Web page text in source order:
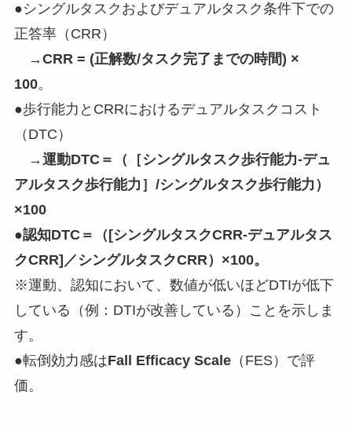
●シングルタスクおよびデュアルタスク条件下での
正答率（CRR）
→CRR = (正解数/タスク完了までの時間) ×
100。
●歩行能力とCRRにおけるデュアルタスクコスト
（DTC）
→運動DTC＝（［シングルタスク歩行能力-デュ
アルタスク歩行能力］/シングルタスク歩行能力）
×100
●認知DTC＝（[シングルタスクCRR-デュアルタス
クCRR]／シングルタスクCRR）×100。
※運動、認知において、数値が低いほどDTIが低下
している（例：DTIが改善している）ことを示しま
す。
●転倒効力感はFall Efficacy Scale（FES）で評
価。